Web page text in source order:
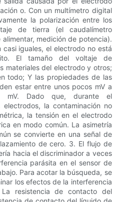
o. Con un multímetro digital
la polarización entre los
de tierra (el caudalímetro
medición de potencia).
casi iguales, el electrodo no está
El tamaño del voltaje de
materiales del electrodo y otros;
todo; Y las propiedades de las
estar entre unos pocos mV a
mV. Dado que, durante el
la contaminación no
la tensión en el electrodo
en modo común. La asimetría
se convierte en una señal de
de cero. 3. El flujo de
hacia el discriminador a veces
parásita en el sensor de
Para acotar la búsqueda, se
los efectos de la interferencia
resistencia de contacto del